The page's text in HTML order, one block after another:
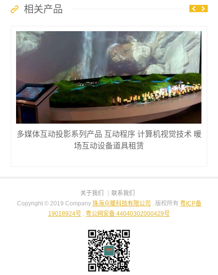
相关产品
多媒体互动投影系列产品 互动程序 计算机视觉技术 暖
场互动设备道具租赁
关于我们
联系我们
Copyright © 2019 Company 珠海众暖科技有限公司 . 版权所有 粤ICP备
19018924号 . 粤公网安备 44040302000429号